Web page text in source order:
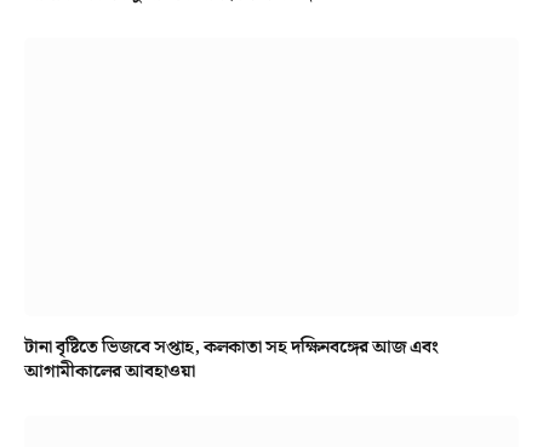
টানা বৃষ্টিতে ভিজবে সপ্তাহ, কলকাতা সহ দক্ষিনবঙ্গের আজ এবং
আগামীকালের আবহাওয়া